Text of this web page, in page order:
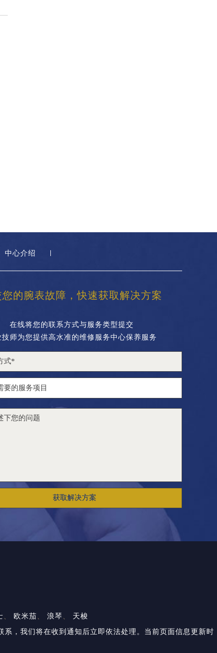
中心介绍
的腕表故障，快速获取解决方案
在线将您的联系方式与服务类型提交
技师为您提供高水准的维修服务中心保养服务
获取解决方案
欧米茄 浪琴
天梭
，我们将在收到通知后立即依法处理。当前页面信息更新时